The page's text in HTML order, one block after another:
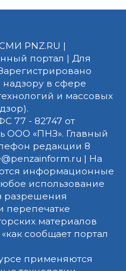
PNZ.RU |
портал | Для
в сфере
и массовых
77 - 82747 от
ООО «ПНЗ». Главный
редакции 8
| На
информационные
использование
разрешения
перепечатке
материалов
сообщает портал
применяются